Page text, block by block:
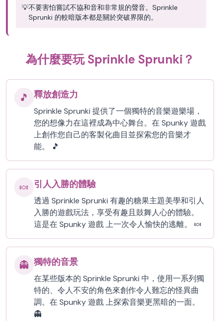
💡不要害怕嘗試不協和音和非常規的聲音。Sprinkle
Sprunki 的較暗版本都是關於突破界限的。
為什麼要玩 Sprinkle Sprunki？
🎵 釋放創造力
Sprinkle Sprunki 提供了一個獨特的音樂遊樂場，
您的想像力在這裡成為中心舞台。在 Spunky 遊戲
上創作您自己的客製化曲目並探索您的音樂才
能。 🎵
🍬 引人入勝的體驗
透過 Sprinkle Sprunki 有趣的糖果主題美學和引人
入勝的遊戲玩法，享受有趣且鼓舞人心的體驗。
這是在 Spunky 遊戲 上一次令人愉快的逃離。 🍬
👻 獨特的音景
在某些版本的 Sprinkle Sprunki 中，使用一系列獨
特的、令人不安的角色來創作令人難忘的怪異曲
調。在 Spunky 遊戲 上探索音樂更黑暗的一面。
👻